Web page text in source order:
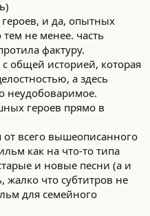
и да, опытных
не менее. часть
фактуру.
общей историей, которая
а здесь
неудобоваримое.
героев прямо в
от всего вышеописанного
как на что-то типа
и новые песни (а и
что субтитров не
для семейного